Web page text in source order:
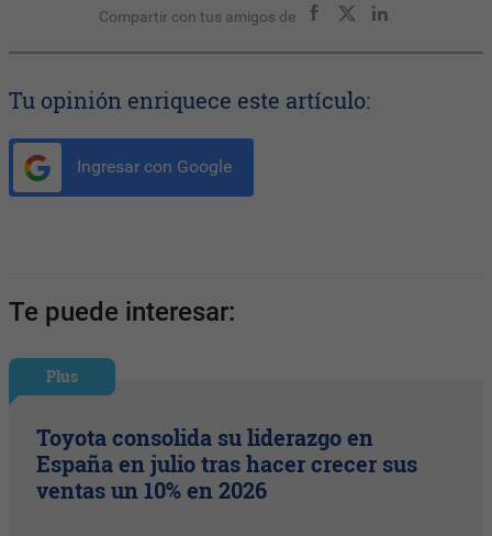
Compartir con tus amigos de
Tu opinión enriquece este artículo:
Ingresar con Google
Te puede interesar:
Plus
Toyota consolida su liderazgo en
España en julio tras hacer crecer sus
ventas un 10% en 2026